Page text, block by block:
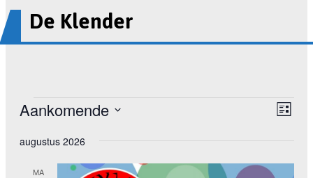
De Klender